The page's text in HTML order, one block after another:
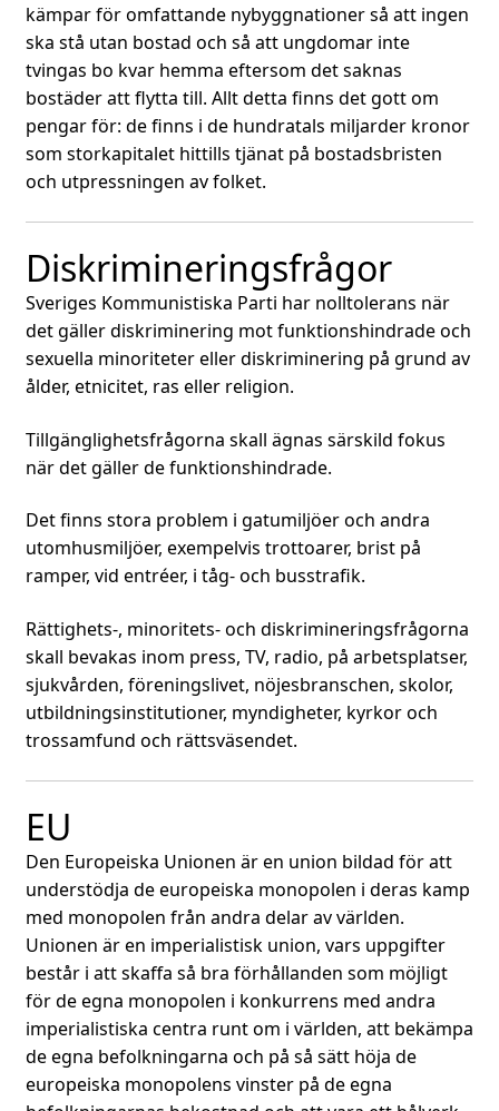
kämpar för omfattande nybyggnationer så att ingen
ska stå utan bostad och så att ungdomar inte
tvingas bo kvar hemma eftersom det saknas
bostäder att flytta till. Allt detta finns det gott om
pengar för: de finns i de hundratals miljarder kronor
som storkapitalet hittills tjänat på bostadsbristen
och utpressningen av folket.
Diskrimineringsfrågor
Sveriges Kommunistiska Parti har nolltolerans när
det gäller diskriminering mot funktionshindrade och
sexuella minoriteter eller diskriminering på grund av
ålder, etnicitet, ras eller religion.
Tillgänglighetsfrågorna skall ägnas särskild fokus
när det gäller de funktionshindrade.
Det finns stora problem i gatumiljöer och andra
utomhusmiljöer, exempelvis trottoarer, brist på
ramper, vid entréer, i tåg- och busstrafik.
Rättighets-, minoritets- och diskrimineringsfrågorna
skall bevakas inom press, TV, radio, på arbetsplatser,
sjukvården, föreningslivet, nöjesbranschen, skolor,
utbildningsinstitutioner, myndigheter, kyrkor och
trossamfund och rättsväsendet.
EU
Den Europeiska Unionen är en union bildad för att
understödja de europeiska monopolen i deras kamp
med monopolen från andra delar av världen.
Unionen är en imperialistisk union, vars uppgifter
består i att skaffa så bra förhållanden som möjligt
för de egna monopolen i konkurrens med andra
imperialistiska centra runt om i världen, att bekämpa
de egna befolkningarna och på så sätt höja de
europeiska monopolens vinster på de egna